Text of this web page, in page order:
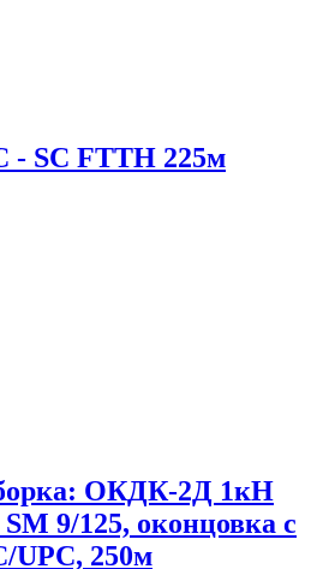
- SC FTTH 225м
ОКДК-2Д 1кН
9/125, оконцовка с
UPC, 250м